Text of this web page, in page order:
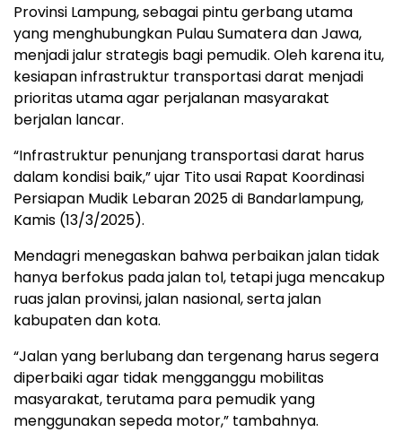
Provinsi Lampung, sebagai pintu gerbang utama
yang menghubungkan Pulau Sumatera dan Jawa,
menjadi jalur strategis bagi pemudik. Oleh karena itu,
kesiapan infrastruktur transportasi darat menjadi
prioritas utama agar perjalanan masyarakat
berjalan lancar.
“Infrastruktur penunjang transportasi darat harus
dalam kondisi baik,” ujar Tito usai Rapat Koordinasi
Persiapan Mudik Lebaran 2025 di Bandarlampung,
Kamis (13/3/2025).
Mendagri menegaskan bahwa perbaikan jalan tidak
hanya berfokus pada jalan tol, tetapi juga mencakup
ruas jalan provinsi, jalan nasional, serta jalan
kabupaten dan kota.
“Jalan yang berlubang dan tergenang harus segera
diperbaiki agar tidak mengganggu mobilitas
masyarakat, terutama para pemudik yang
menggunakan sepeda motor,” tambahnya.